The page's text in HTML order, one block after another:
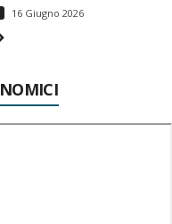
16 Giugno 2026